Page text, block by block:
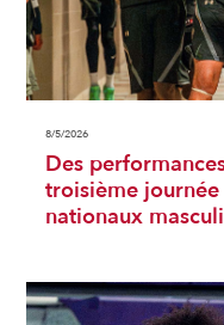
8/5/2026
Des
troisième
nationaux